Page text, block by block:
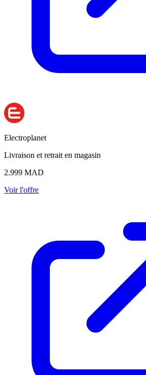
Electroplanet
Livraison et retrait en magasin
2.999 MAD
Voir l'offre